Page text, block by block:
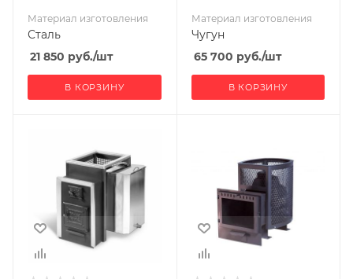
Материал изготовления
Сталь
21 850 руб./шт
В КОРЗИНУ
Материал изготовления
Чугун
65 700 руб./шт
В КОРЗИНУ
Глубина, мм
Высота, мм
720
Материал
Глубина, мм
Высота, мм
710
Материал